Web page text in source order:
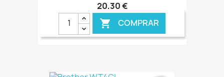
20,30 €
 COMPRAR